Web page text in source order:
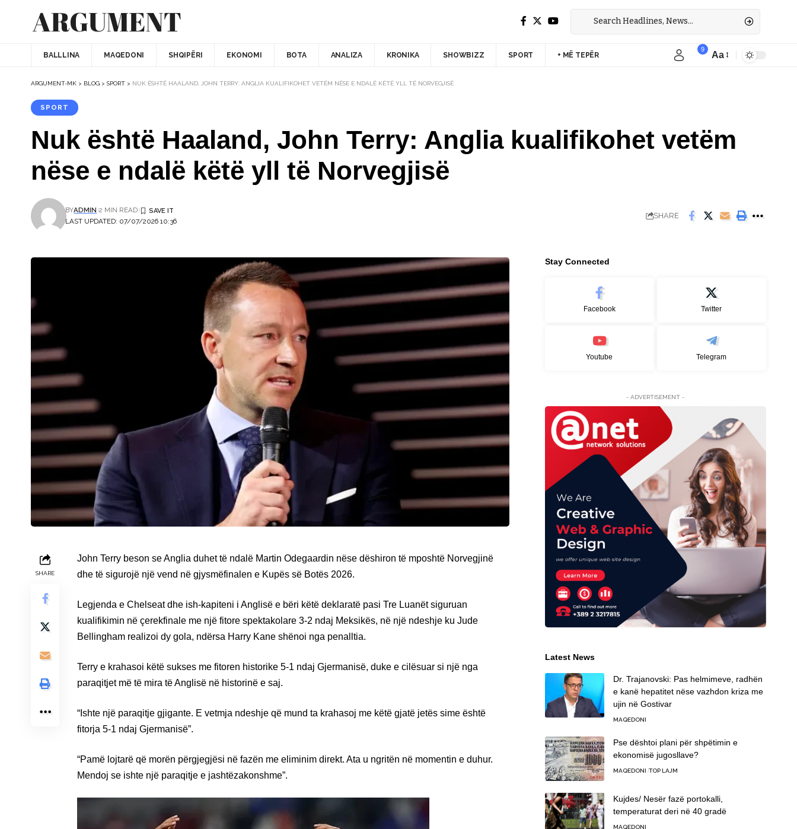
BALLLINA MAQEDONI SHQIPËRI EKONOMI BOTA ANALIZA KRONIKA SHOWBIZZ SPORT + MË TEPËR
9
Aa
ARGUMENT-MK > BLOG > SPORT > NUK ËSHTË HAALAND, JOHN TERRY: ANGLIA KUALIFIKOHET VETËM NËSE E NDALË KËTË YLL TË NORVEGJISË
SPORT
Nuk është Haaland, John Terry: Anglia kualifikohet vetëm
nëse e ndalë këtë yll të Norvegjisë
LAST UPDATED: 07/07/2026 10:36
BYADMIN 2 MIN READ
SHARE
SHARE
John Terry beson se Anglia duhet të ndalë Martin Odegaardin nëse dëshiron të mposhtë Norvegjinë
dhe të sigurojë një vend në gjysmëfinalen e Kupës së Botës 2026.
Legjenda e Chelseat dhe ish-kapiteni i Anglisë e bëri këtë deklaratë pasi Tre Luanët siguruan
kualifikimin në çerekfinale me një fitore spektakolare 3-2 ndaj Meksikës, në një ndeshje ku Jude
Bellingham realizoi dy gola, ndërsa Harry Kane shënoi nga penalltia.
Terry e krahasoi këtë sukses me fitoren historike 5-1 ndaj Gjermanisë, duke e cilësuar si një nga
paraqitjet më të mira të Anglisë në historinë e saj.
“Ishte një paraqitje gjigante. E vetmja ndeshje që mund ta krahasoj me këtë gjatë jetës sime është
fitorja 5-1 ndaj Gjermanisë”.
“Pamë lojtarë që morën përgjegjësi në fazën me eliminim direkt. Ata u ngritën në momentin e duhur.
Mendoj se ishte një paraqitje e jashtëzakonshme”.
Stay Connected
Facebook Twitter
Youtube Telegram
- ADVERTISEMENT -
Latest News
Dr. Trajanovski: Pas helmimeve, radhën
e kanë hepatitet nëse vazhdon kriza me
ujin në Gostivar
MAQEDONI
Pse dështoi plani për shpëtimin e
ekonomisë jugosllave?
MAQEDONI TOP LAJM
Kujdes/ Nesër fazë portokalli,
temperaturat deri në 40 gradë
MAQEDONI